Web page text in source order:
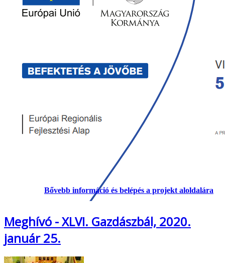
Bővebb információ és belépés a projekt aloldalára
Meghívó - XLVI. Gazdászbál, 2020.
január 25.